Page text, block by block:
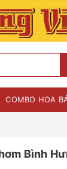
COMBO HOA
Bình